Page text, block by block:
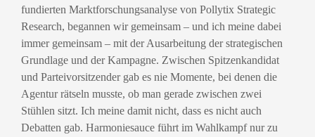
fundierten Marktforschungsanalyse von Pollytix Strategic
Research, begannen wir gemeinsam – und ich meine dabei
immer gemeinsam – mit der Ausarbeitung der strategischen
Grundlage und der Kampagne. Zwischen Spitzenkandidat
und Parteivorsitzender gab es nie Momente, bei denen die
Agentur rätseln musste, ob man gerade zwischen zwei
Stühlen sitzt. Ich meine damit nicht, dass es nicht auch
Debatten gab. Harmoniesauce führt im Wahlkampf nur zu